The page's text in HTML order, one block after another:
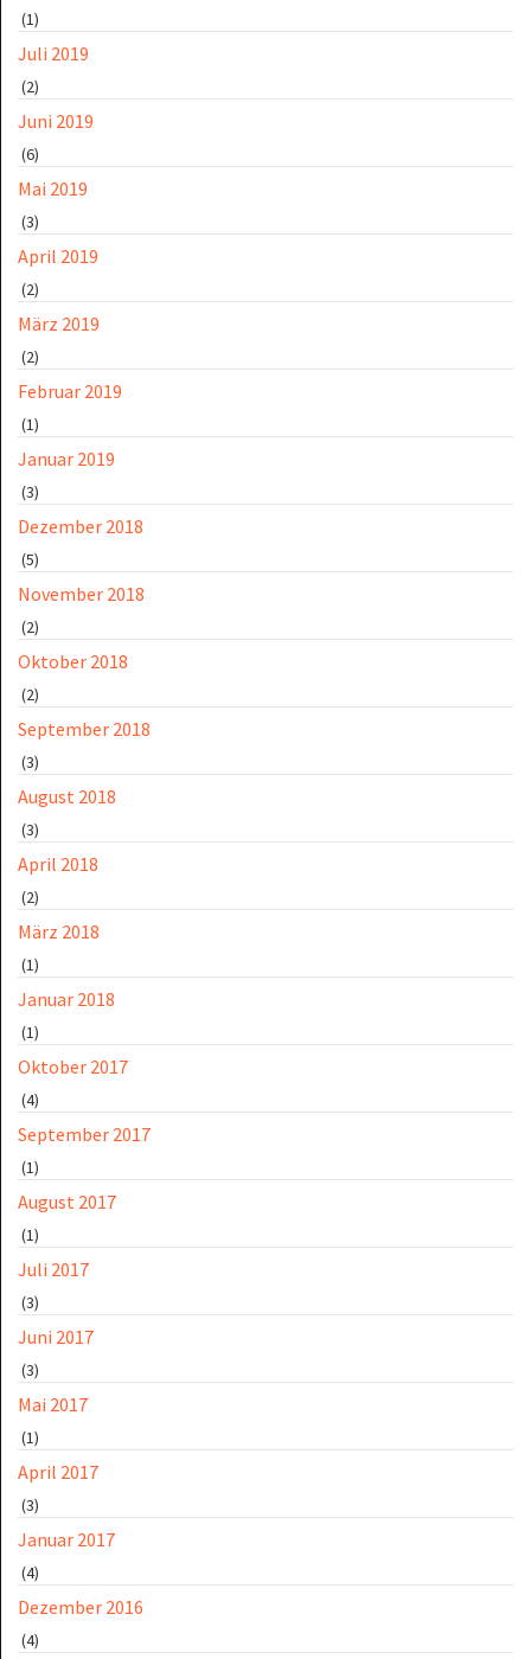
(1)
Juli 2019
(2)
Juni 2019
(6)
Mai 2019
(3)
April 2019
(2)
März 2019
(2)
Februar 2019
(1)
Januar 2019
(3)
Dezember 2018
(5)
November 2018
(2)
Oktober 2018
(2)
September 2018
(3)
August 2018
(3)
April 2018
(2)
März 2018
(1)
Januar 2018
(1)
Oktober 2017
(4)
September 2017
(1)
August 2017
(1)
Juli 2017
(3)
Juni 2017
(3)
Mai 2017
(1)
April 2017
(3)
Januar 2017
(4)
Dezember 2016
(4)